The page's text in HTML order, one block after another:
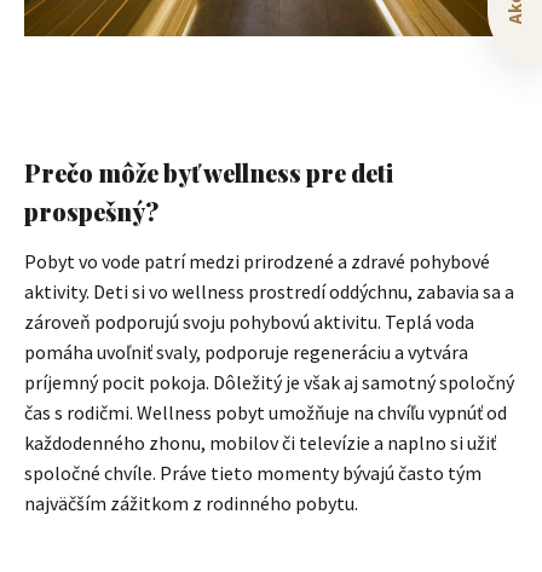
​Prečo môže byť wellness pre deti
prospešný?
Pobyt vo vode patrí medzi prirodzené a zdravé pohybové
aktivity. Deti si vo wellness prostredí oddýchnu, zabavia sa a
zároveň podporujú svoju pohybovú aktivitu. Teplá voda
pomáha uvoľniť svaly, podporuje regeneráciu a vytvára
príjemný pocit pokoja. Dôležitý je však aj samotný spoločný
čas s rodičmi. Wellness pobyt umožňuje na chvíľu vypnúť od
každodenného zhonu, mobilov či televízie a naplno si užiť
spoločné chvíle. Práve tieto momenty bývajú často tým
najväčším zážitkom z rodinného pobytu.